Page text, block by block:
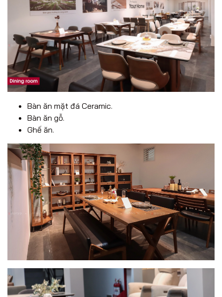
Bàn ăn mặt đá Ceramic.
Bàn ăn gỗ.
Ghế ăn.